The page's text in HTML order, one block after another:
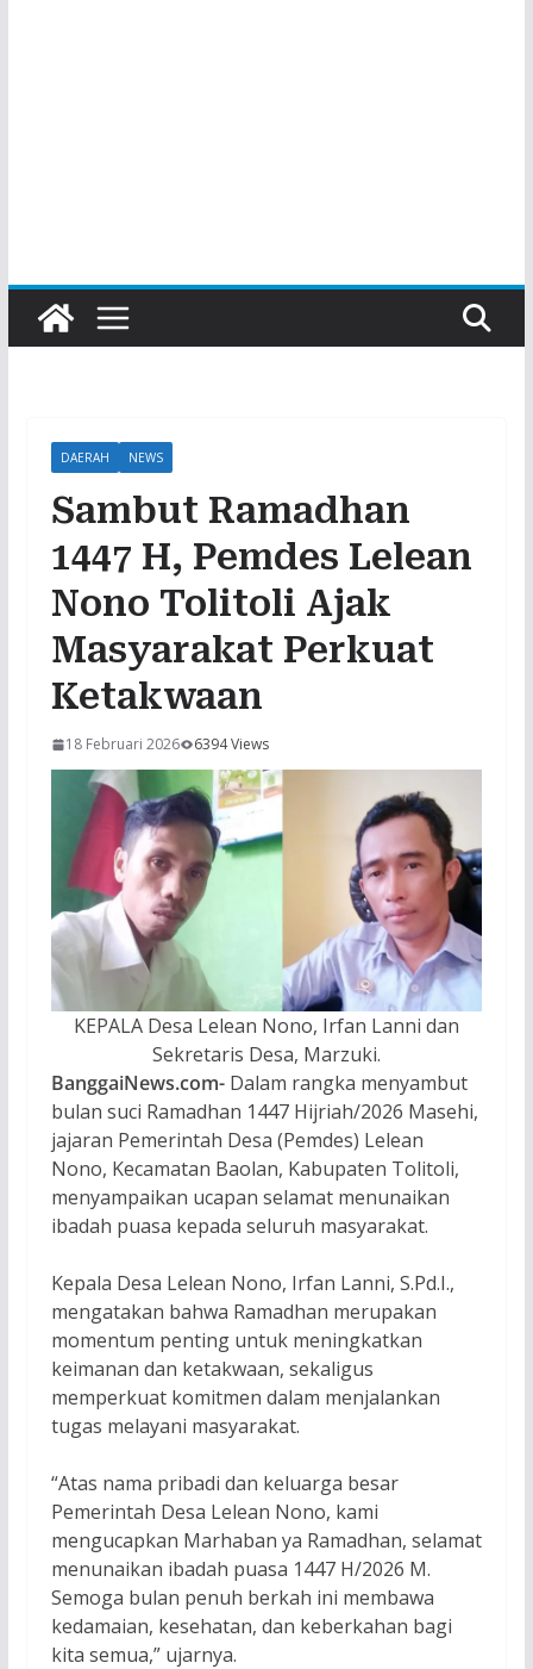
DAERAH NEWS
Sambut Ramadhan
1447 H, Pemdes Lelean
Nono Tolitoli Ajak
Masyarakat Perkuat
Ketakwaan
18 Februari 2026 6394 Views
KEPALA Desa Lelean Nono, Irfan Lanni dan
Sekretaris Desa, Marzuki.
BanggaiNews.com-Dalam rangka menyambut
bulan suci Ramadhan 1447 Hijriah/2026 Masehi,
jajaran Pemerintah Desa (Pemdes) Lelean
Nono, Kecamatan Baolan, Kabupaten Tolitoli,
menyampaikan ucapan selamat menunaikan
ibadah puasa kepada seluruh masyarakat.
Kepala Desa Lelean Nono, Irfan Lanni, S.Pd.I.,
mengatakan bahwa Ramadhan merupakan
momentum penting untuk meningkatkan
keimanan dan ketakwaan, sekaligus
memperkuat komitmen dalam menjalankan
tugas melayani masyarakat.
“Atas nama pribadi dan keluarga besar
Pemerintah Desa Lelean Nono, kami
mengucapkan Marhaban ya Ramadhan, selamat
menunaikan ibadah puasa 1447 H/2026 M.
Semoga bulan penuh berkah ini membawa
kedamaian, kesehatan, dan keberkahan bagi
kita semua,” ujarnya.